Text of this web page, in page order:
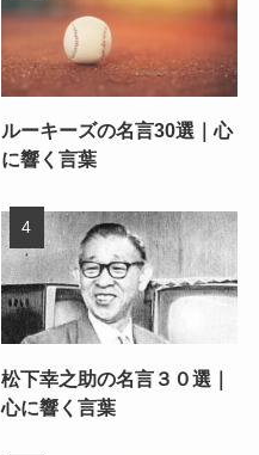
ルーキーズの名言30選｜心
に響く言葉
松下幸之助の名言３０選｜
心に響く言葉